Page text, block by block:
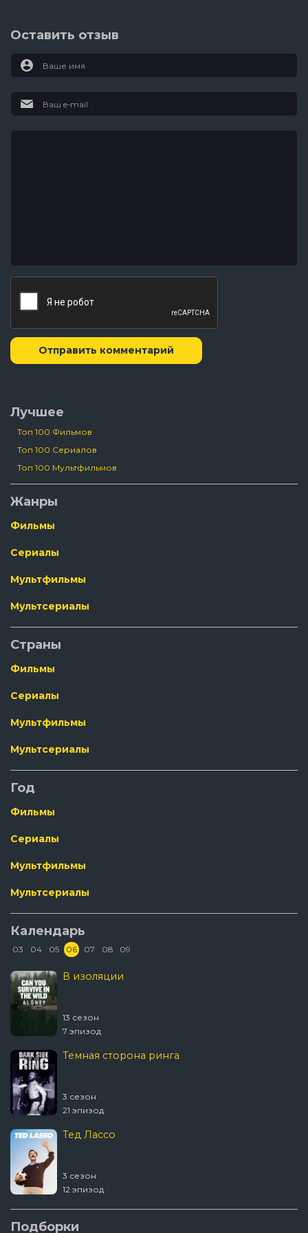
Оставить отзыв
Отправить комментарий
Лучшее
Топ 100 Фильмов
Топ 100 Сериалов
Топ 100 Мультфильмов
Жанры
Фильмы
Сериалы
Мультфильмы
Мультсериалы
Страны
Фильмы
Сериалы
Мультфильмы
Мультсериалы
Год
Фильмы
Сериалы
Мультфильмы
Мультсериалы
Календарь
03 04 05 06 07 08 09
В изоляции
13 сезон
7 эпизод
Темная сторона ринга
3 сезон
21 эпизод
Тед Лассо
3 сезон
12 эпизод
Ковчег
Подборки